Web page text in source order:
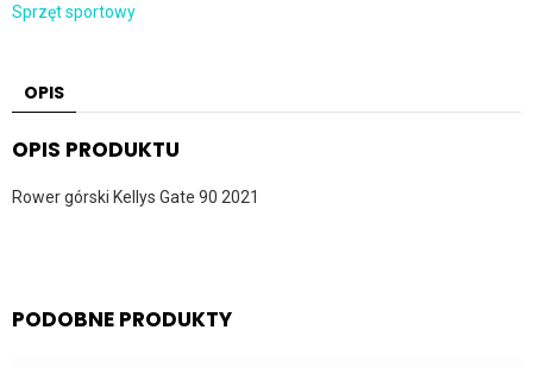
Sprzęt sportowy
OPIS
OPIS PRODUKTU
Rower górski Kellys Gate 90 2021
PODOBNE PRODUKTY